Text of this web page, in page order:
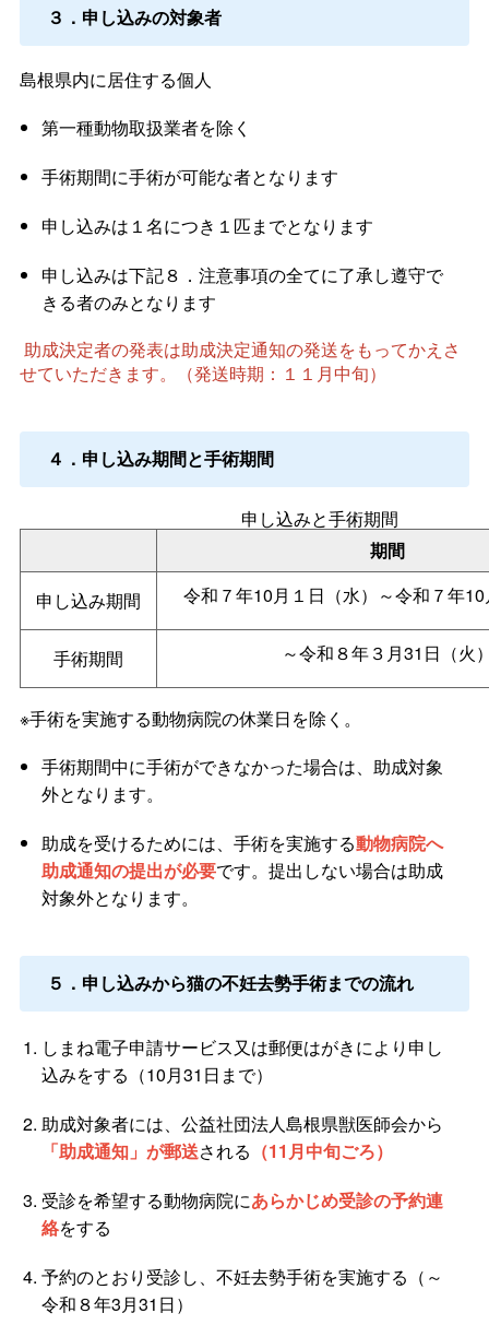
３．申し込みの対象者
島根県内に居住する個人
第一種動物取扱業者を除く
手術期間に手術が可能な者となります
申し込みは１名につき１匹までとなります
申し込みは下記８．注意事項の全てに了承し遵守で
きる者のみとなります
助成決定者の発表は助成決定通知の発送をもってかえさ
せていただきます。（発送時期：１１月中旬）
４．申し込み期間と手術期間
申し込みと手術期間
期間
申し込み期間
令和７年10月１日（水）～令和７年
手術期間 ～令和８年３月31日（火
※手術を実施する動物病院の休業日を除く。
手術期間中に手術ができなかった場合は、助成対象
外となります。
助成を受けるためには、手術を実施する動物病院へ
助成通知の提出が必要です。提出しない場合は助成
対象外となります。
５．申し込みから猫の不妊去勢手術までの流れ
しまね電子申請サービス又は郵便はがきにより申し
込みをする（10月31日まで）
助成対象者には、公益社団法人島根県獣医師会から
「助成通知」が郵送される （11月中旬ごろ）
受診を希望する動物病院にあらかじめ受診の予約連
絡をする
予約のとおり受診し、不妊去勢手術を実施する（～
令和８年3月31日）